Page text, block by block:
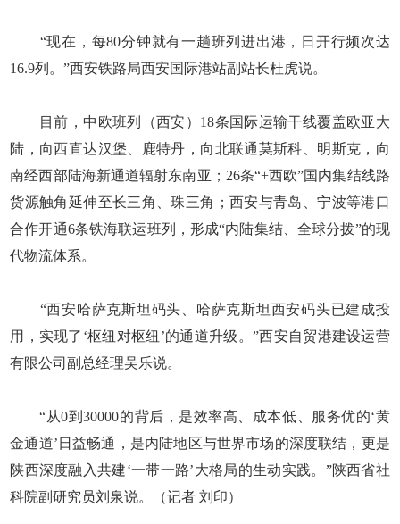
“现在，每80分钟就有一趟班列进出港，日开行频次达
16.9列。”西安铁路局西安国际港站副站长杜虎说。
目前，中欧班列（西安）18条国际运输干线覆盖欧亚大
陆，向西直达汉堡、鹿特丹，向北联通莫斯科、明斯克，向
南经西部陆海新通道辐射东南亚；26条“+西欧”国内集结线路
货源触角延伸至长三角、珠三角；西安与青岛、宁波等港口
合作开通6条铁海联运班列，形成“内陆集结、全球分拨”的现
代物流体系。
“西安哈萨克斯坦码头、哈萨克斯坦西安码头已建成投
用，实现了‘枢纽对枢纽’的通道升级。”西安自贸港建设运营
有限公司副总经理吴乐说。
“从0到30000的背后，是效率高、成本低、服务优的‘黄
金通道’日益畅通，是内陆地区与世界市场的深度联结，更是
陕西深度融入共建‘一带一路’大格局的生动实践。”陕西省社
科院副研究员刘泉说。（记者 刘印）